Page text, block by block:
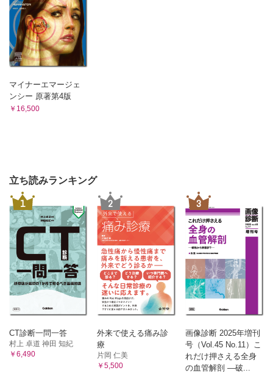
マイナーエマージェ
ンシー 原著第4版
￥16,500
立ち読みランキング
1
CT診断一問一答
村上 卓道 神田 知紀
￥6,490
2
外来で使える痛み診
療
片岡 仁美
￥5,500
3
画像診断 2025年増刊
号（Vol.45 No.11）こ
れだけ押さえる全身
の血管解剖 ―破...